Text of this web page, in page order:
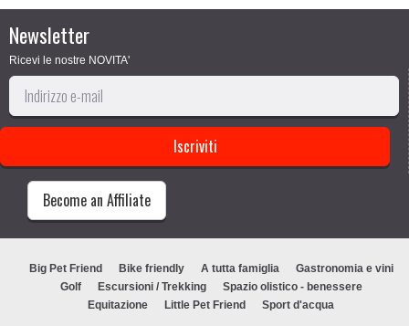
Newsletter
Ricevi le nostre NOVITA'
Become an Affiliate
Big Pet Friend Bike friendly A tutta famiglia
Gastronomia e vini
Golf
Escursioni / Trekking
Spazio olistico - benessere
Equitazione
Little Pet Friend Sport d'acqua